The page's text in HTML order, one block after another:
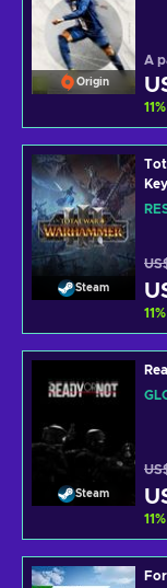
Origin
A
11%
Steam
11%
Steam
11%